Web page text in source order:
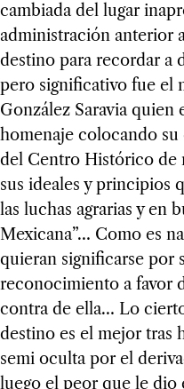
cambiada del lugar
administración anterior
destino para recordar a
pero significativo fue el
González Saravia quien
homenaje colocando su
del Centro Histórico de
sus ideales y principios
las luchas agrarias y en
Mexicana”… Como es
quieran significarse por
reconocimiento a favor
contra de ella… Lo
destino es el mejor tras
semi oculta por el
luego el peor que le dio